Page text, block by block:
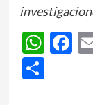
Share